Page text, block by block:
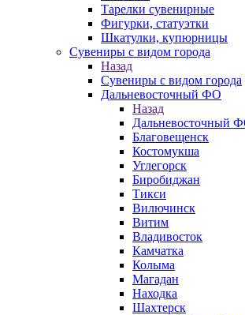
Тарелки сувенирные
Фигурки, статуэтки
Шкатулки, купюрницы
Сувениры с видом города
Назад
Сувениры с видом города
Дальневосточный ФО
Назад
Дальневосточный
Благовещенск
Костомукша
Углегорск
Биробиджан
Тикси
Вилючинск
Витим
Владивосток
Камчатка
Колыма
Магадан
Находка
Шахтерск